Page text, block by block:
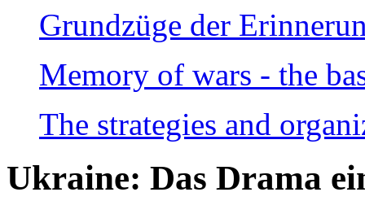
Grundzüge der
Memory of wars - the
The strategies and
Ukraine: Das Drama